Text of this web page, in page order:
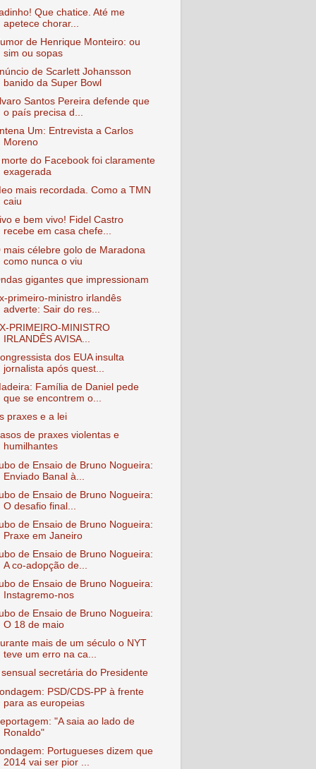
Que chatice. Até me
apetece chorar...
de Henrique Monteiro: ou
sim ou sopas
de Scarlett Johansson
banido da Super Bowl
Santos Pereira defende que
o país precisa d...
Um: Entrevista a Carlos
Moreno
morte do Facebook foi claramente
exagerada
mais recordada. Como a TMN
caiu
e bem vivo! Fidel Castro
recebe em casa chefe...
mais célebre golo de Maradona
como nunca o viu
gigantes que impressionam
primeiro-ministro irlandês
adverte: Sair do res...
PRIMEIRO-MINISTRO
IRLANDÊS AVISA...
dos EUA insulta
jornalista após quest...
Família de Daniel pede
que se encontrem o...
praxes e a lei
de praxes violentas e
humilhantes
de Ensaio de Bruno Nogueira:
Enviado Banal à...
de Ensaio de Bruno Nogueira:
O desafio final...
de Ensaio de Bruno Nogueira:
Praxe em Janeiro
de Ensaio de Bruno Nogueira:
A co-adopção de...
de Ensaio de Bruno Nogueira:
Instagremo-nos
de Ensaio de Bruno Nogueira:
O 18 de maio
mais de um século o NYT
teve um erro na ca...
sensual secretária do Presidente
PSD/CDS-PP à frente
para as europeias
"A saia ao lado de
Ronaldo"
Portugueses dizem que
2014 vai ser pior ...